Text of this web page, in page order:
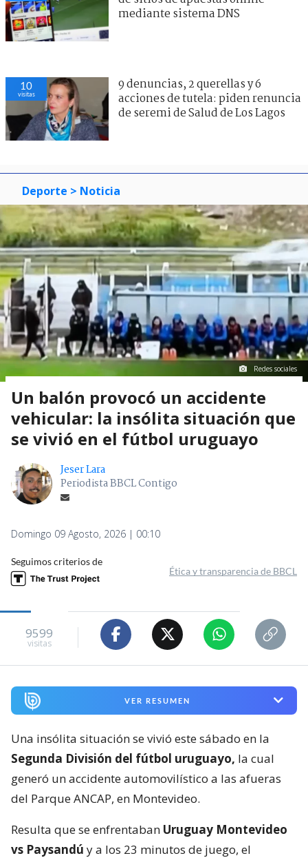
mediante sistema DNS
10
visitas
9 denuncias, 2 querellas y 6
acciones de tutela: piden renuncia
de seremi de Salud de Los Lagos
Deporte > Noticia
Redes sociales
Un balón provocó un accidente
vehicular: la insólita situación que
se vivió en el fútbol uruguayo
Jeser Lara
Periodista BBCL Contigo
Domingo 09 Agosto, 2026 | 00:10
Seguimos criterios de
Ética y transparencia de BBCL
9599
visitas
VER RESUMEN
Una insólita situación se vivió este sábado en la
Segunda División del fútbol uruguayo, la cual
generó un accidente automovilístico a las afueras
del Parque ANCAP, en Montevideo.
Resulta que se enfrentaban Uruguay Montevideo
vs Paysandú y a los 23 minutos de juego, el